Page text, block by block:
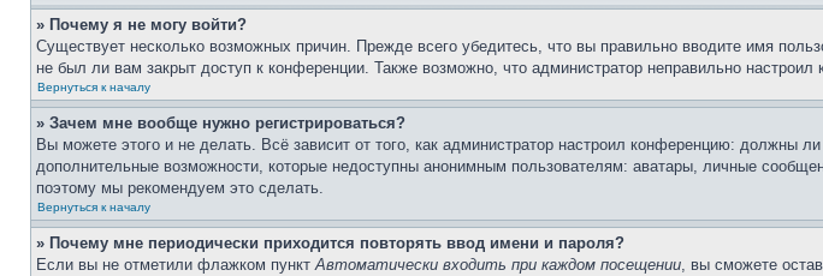
» Почему я не могу войти?
Существует несколько возможных причин. Прежде всего убедитесь, что вы правильно вводите имя
не был ли вам закрыт доступ к конференции. Также возможно, что администратор неправильно
Вернуться к началу
» Зачем мне вообще нужно регистрироваться?
Вы можете этого и не делать. Всё зависит от того, как администратор настроил конференцию: должны
дополнительные возможности, которые недоступны анонимным пользователям: аватары, личные
поэтому мы рекомендуем это сделать.
Вернуться к началу
» Почему мне периодически приходится повторять ввод имени и пароля?
Если вы не отметили флажком пунктАвтоматически входить при каждом посещении, вы сможете